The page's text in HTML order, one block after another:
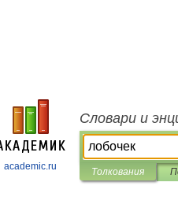
academic.ru
Словари и
Толкования